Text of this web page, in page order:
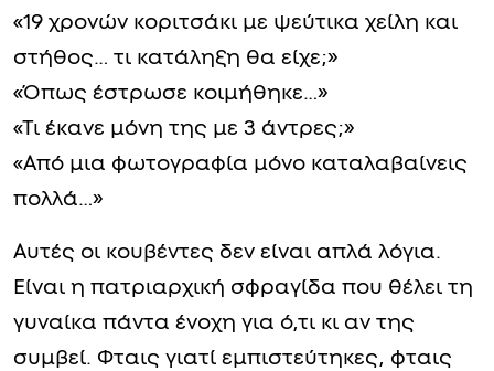
«19 χρονών κοριτσάκι με ψεύτικα χείλη και
στήθος… τι κατάληξη θα είχε;»
«Όπως έστρωσε κοιμήθηκε…»
«Τι έκανε μόνη της με 3 άντρες;»
«Από μια φωτογραφία μόνο καταλαβαίνεις
πολλά…»
Αυτές οι κουβέντες δεν είναι απλά λόγια.
Είναι η πατριαρχική σφραγίδα που θέλει τη
γυναίκα πάντα ένοχη για ό,τι κι αν της
συμβεί. Φταις γιατί εμπιστεύτηκες, φταις